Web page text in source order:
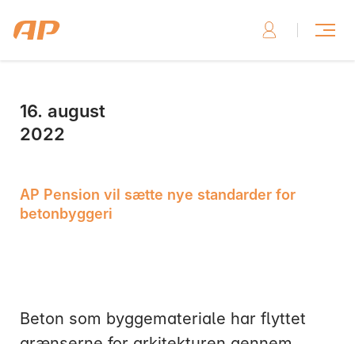
16. august
2022
AP Pension vil sætte nye standarder for
betonbyggeri
Beton som byggemateriale har flyttet
Skriv til os, hvis du har brug for hjælp